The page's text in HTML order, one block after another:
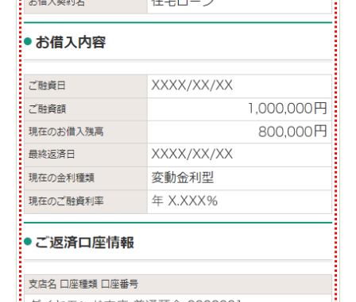
石川県
山梨県
長野県
東海／近畿
岐阜県
静岡県
愛知県
三重県
滋賀県
京都府
大阪府
兵庫県
奈良県
和歌山県
中国／四国
岡山県
広島県